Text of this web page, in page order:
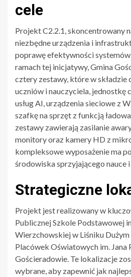
cele
Projekt C2.2.1, skoncentrowany
niezbędne urządzenia i
poprawę efektywności
ramach tej inicjatywy, Gmina
cztery zestawy, które w składzie
uczniów i nauczyciela, jednostkę
usług AI, urządzenia sieciowe z
szafkę na sprzęt z funkcją
zestawy zawierają zasilanie
monitory oraz kamery HD z
kompleksowe wyposażenie ma
środowiska sprzyjającego nauce
Strategiczne
Projekt jest realizowany w
Publicznej Szkole Podstawowej
Wierzchowskiej w Liśniku
Placówek Oświatowych im. Jana
Gościeradowie. Te lokalizacje
wybrane, aby zapewnić jak